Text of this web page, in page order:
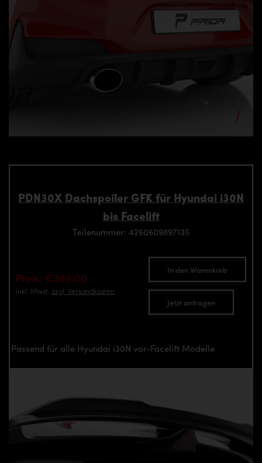
PDN30X Dachspoiler GFK für Hyundai i30N
bis Facelift
Teilenummer: 4260609897135
Preis: €369.00
inkl. Mwst. zzgl. Versandkosten
In den Warenkorb
Jetzt anfragen
Passend für alle Hyundai i30N vor-Facelift Modelle